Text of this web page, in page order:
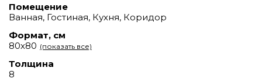
Помещение
Ванная, Гостиная, Кухня, Коридор
Формат, см
80х80 (показать все)
Толщина
8